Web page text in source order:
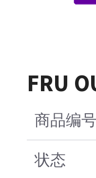
FRU
商品编号
状态